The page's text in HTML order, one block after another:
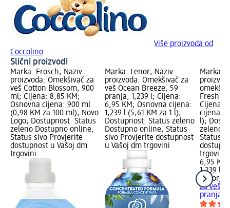
Više proizvoda od
Coccolino
Slični proizvodi
Marka: Frosch; Naziv
proizvoda: Omekšivač za
veš Cotton Blossom, 900
ml; Cijena: 8,85 KM;
Osnovna cijena: 900 ml
(0,98 KM za 100 ml); Novo
Logo; Dostupnost: Status
zeleno Dostupno online,
Status sivo Provjerite
dostupnost u Vašoj dm
trgovini
Marka: Lenor; Naziv
proizvoda: Omekšivač za
veš Ocean Breeze, 59
pranja, 1,239 l; Cijena:
6,95 KM; Osnovna cijena:
1,239 l (5,61 KM za 1 l);
Dostupnost: Status zeleno
Dostupno online, Status
sivo Provjerite dostupnost
u Vašoj dm trgovini
Marka:
Fresh,
Cijena:
cijena:
l);
zeleno
Status
trgovini
6,95 KM
1,239 l
Lenor
za veš
pranja,